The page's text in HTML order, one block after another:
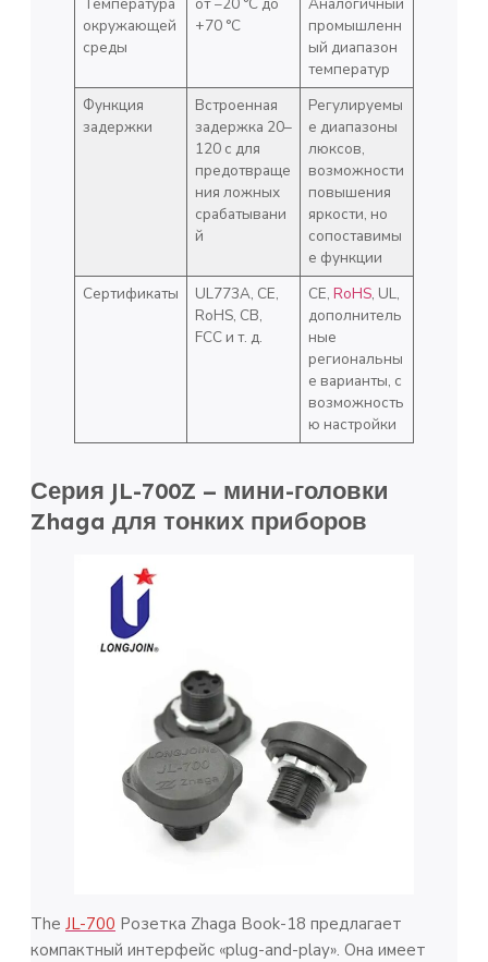
окружающей
среды
+70 °С
промышленн
ый диапазон
температур
Функция
задержки
Встроенная
задержка 20–
120 с для
предотвраще
ния ложных
срабатывани
й
Регулируемы
е диапазоны
люксов,
возможности
повышения
яркости, но
сопоставимы
е функции
Сертификаты
UL773A, CE,
RoHS, CB,
FCC и т. д.
CE, RoHS, UL,
дополнитель
ные
региональны
е варианты, с
возможность
ю настройки
Серия JL-700Z – мини-головки
Zhaga для тонких приборов
The JL-700 Розетка Zhaga Book-18 предлагает
компактный интерфейс «plug-and-play». Она имеет